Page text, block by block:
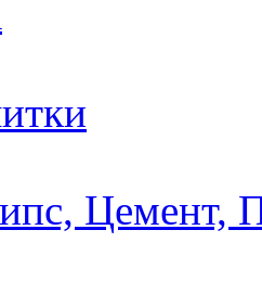
Цемент,